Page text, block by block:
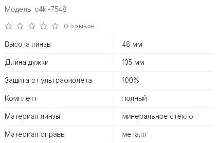
Модель: o4ki-7548
0 отзывов
Высота линзы 48 мм
Длина дужки 135 мм
Защита от ультрафиолета 100%
Комплект полный
Материал линзы минеральное стекло
Материал оправы металл